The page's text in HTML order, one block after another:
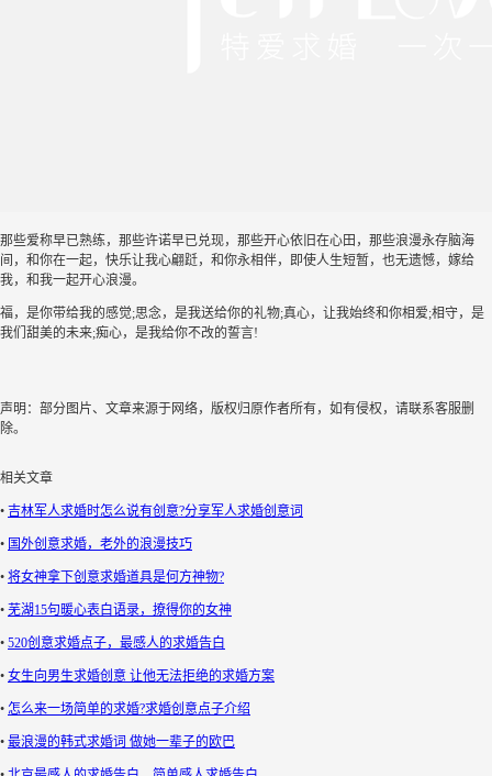
那些爱称早已熟练，那些许诺早已兑现，那些开心依旧在心田，那些浪漫永存脑海
间，和你在一起，快乐让我心翩跹，和你永相伴，即使人生短暂，也无遗憾，嫁给
我，和我一起开心浪漫。
福，是你带给我的感觉;思念，是我送给你的礼物;真心，让我始终和你相爱;相守，是
我们甜美的未来;痴心，是我给你不改的誓言!
声明：部分图片、文章来源于网络，版权归原作者所有，如有侵权，请联系客服删
除。
相关文章
• 吉林军人求婚时怎么说有创意?分享军人求婚创意词
• 国外创意求婚，老外的浪漫技巧
• 将女神拿下创意求婚道具是何方神物?
• 芜湖15句暖心表白语录，撩得你的女神
• 520创意求婚点子，最感人的求婚告白
• 女生向男生求婚创意 让他无法拒绝的求婚方案
• 怎么来一场简单的求婚?求婚创意点子介绍
• 最浪漫的韩式求婚词 做她一辈子的欧巴